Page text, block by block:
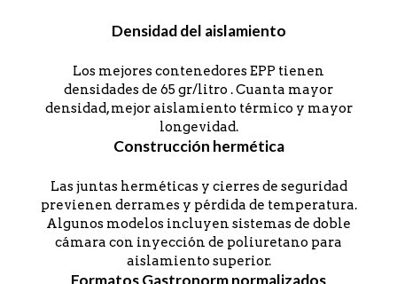
Densidad del aislamiento
Los mejores contenedores EPP tienen
densidades de 65 gr/litro . Cuanta mayor
densidad, mejor aislamiento térmico y mayor
longevidad.
Construcción hermética
Las juntas herméticas y cierres de seguridad
previenen derrames y pérdida de temperatura.
Algunos modelos incluyen sistemas de doble
cámara con inyección de poliuretano para
aislamiento superior.
Formatos Gastronorm normalizados